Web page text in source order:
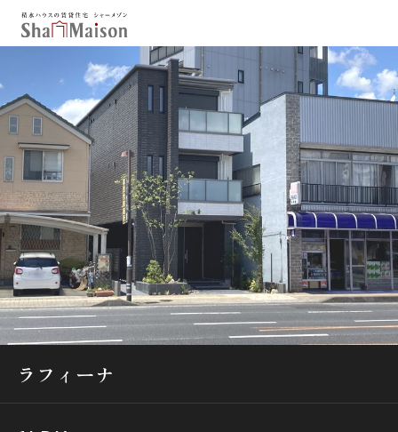
保存した条件
お気に入り
新着メール設定
最近見た物件
北海道 東北
関東
中部
関西
中国・四国
九州
市区郡・路線・駅から探す
通勤・通学時間から探す
地図から探す
人気のカテゴリから探す
ラフィーナ